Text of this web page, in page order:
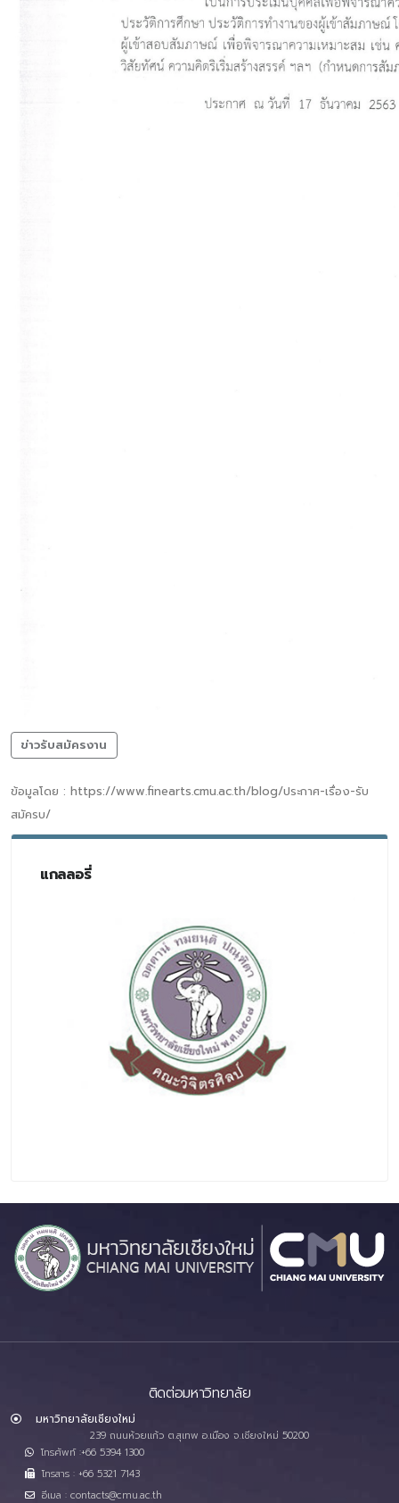
ข่าวรับสมัครงาน
ข้อมูลโดย : https://www.finearts.cmu.ac.th/blog/ประกาศ-เรื่อง-รับ
สมัครบ/
แกลลอรี่
ติดต่อมหาวิทยาลัย
มหาวิทยาลัยเชียงใหม่
239 ถนนห้วยแก้ว ต.สุเทพ อ.เมือง จ.เชียงใหม่ 50200
โทรศัพท์ :+66 5394 1300
โทรสาร : +66 5321 7143
อีเมล : contacts@cmu.ac.th